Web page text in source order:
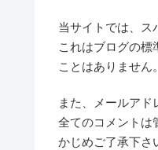
当サイトでは、ス
これはブログの標
ことはありません。
また、メールアド
全てのコメントは
かじめご了承下さ